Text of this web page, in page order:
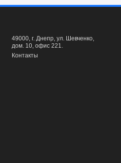
49000, г. Днепр, ул. Шевченко,
дом. 10, офис 221.
Контакты